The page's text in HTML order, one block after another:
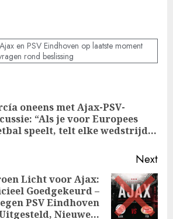
en PSV Eindhoven op laatste moment
rond beslissing
oneens met Ajax-PSV-
“Als je voor Europees
speelt, telt elke wedstrijd…
Next
Licht voor Ajax:
Goedgekeurd –
PSV Eindhoven
Nieuwe…